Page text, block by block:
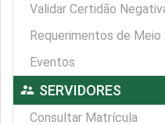
Validar Certidão
Requerimentos de Meio
Eventos
supervisor_account SERVIDORES
Consultar Matrícula